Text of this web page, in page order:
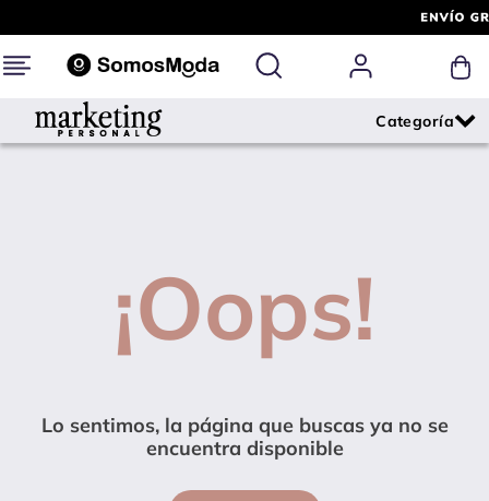
¡Oops!
Lo sentimos, la página que buscas ya no se
encuentra disponible